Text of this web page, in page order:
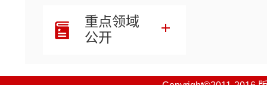
重点领域
公开
一、